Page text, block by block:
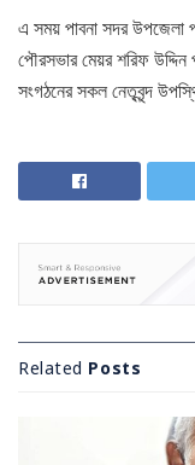
এ সময় পাবনা সদর উপজেলা
পৌরসভার মেয়র শরিফ
সংগঠনের সকল নেতৃবৃন্দ
Related Posts